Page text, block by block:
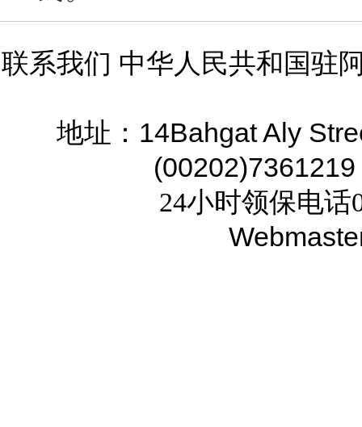
联系我们 中华人民共和国驻
地址： 14Bahgat Aly
(00202)7361219
24小时领保电话